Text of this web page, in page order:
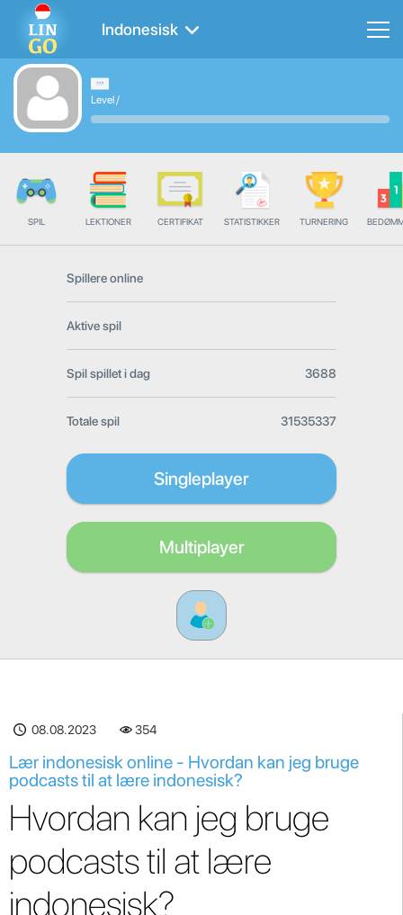
Indonesisk
Level/
SPIL LEKTIONER CERTIFIKAT STATISTIKKER TURNERING
Spillere online
Aktive spil
Spil spillet i dag 3688
Totale spil 31535337
Singleplayer
Multiplayer
08.08.2023 354
Lær indonesisk online - Hvordan kan jeg bruge
podcasts til at lære indonesisk?
Hvordan kan jeg bruge
podcasts til at lære
indonesisk?